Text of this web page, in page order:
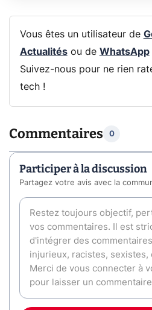
Vous êtes un utilisateur de
Actualitésou de WhatsApp
Suivez-nous pour ne rien
tech !
Commentaires 0
Participer à la discussion
Partagez votre avis avec la